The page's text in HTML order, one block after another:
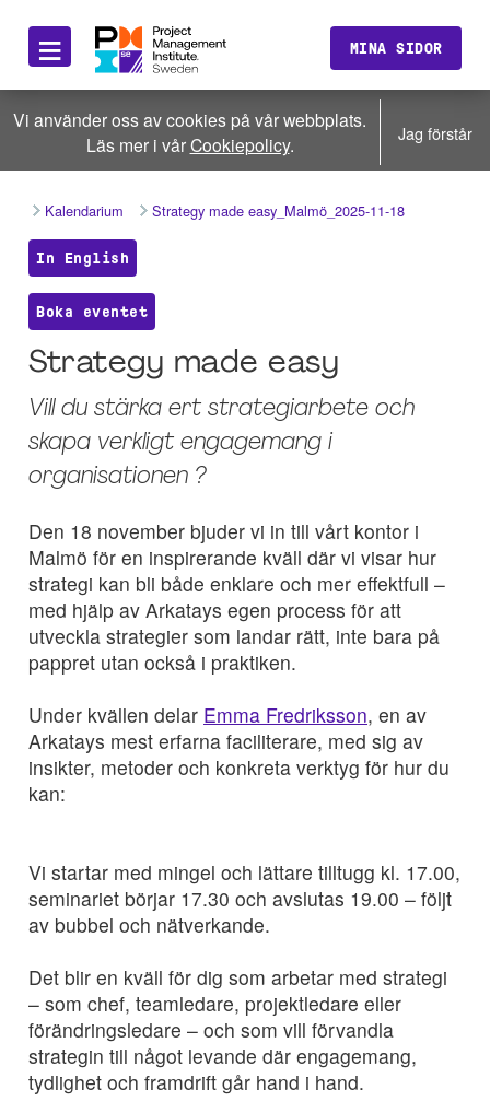
≡ MINA SIDOR
Vi använder oss av cookies på vår webbplats.
Läs mer i vårCookiepolicy. Jag förstår
Kalendarium Strategy made easy_Malmö_2025-11-18
In English
Boka eventet
Strategy made easy
Vill du stärka ert strategiarbete och
skapa verkligt engagemang i
organisationen ?
Den 18 november bjuder vi in till vårt kontor i
Malmö för en inspirerande kväll där vi visar hur
strategi kan bli både enklare och mer effektfull –
med hjälp av Arkatays egen process för att
utveckla strategier som landar rätt, inte bara på
pappret utan också i praktiken.
Under kvällen delar Emma Fredriksson, en av
Arkatays mest erfarna faciliterare, med sig av
insikter, metoder och konkreta verktyg för hur du
kan:
Vi startar med mingel och lättare tilltugg kl. 17.00,
seminariet börjar 17.30 och avslutas 19.00 – följt
av bubbel och nätverkande.
Det blir en kväll för dig som arbetar med strategi
– som chef, teamledare, projektledare eller
förändringsledare – och som vill förvandla
strategin till något levande där engagemang,
tydlighet och framdrift går hand i hand.